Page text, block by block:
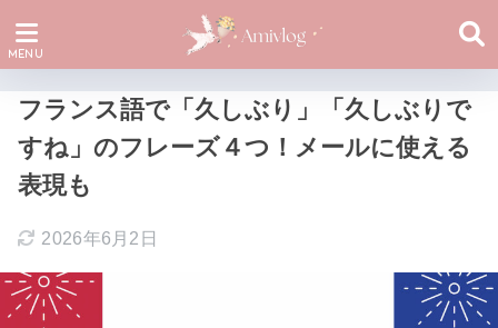
フランス語で「久しぶり」「久しぶりで
すね」のフレーズ４つ！メールに使える
表現も
2026年6月2日